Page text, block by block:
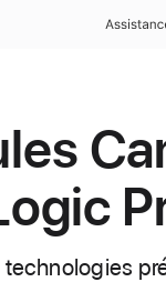
technologies